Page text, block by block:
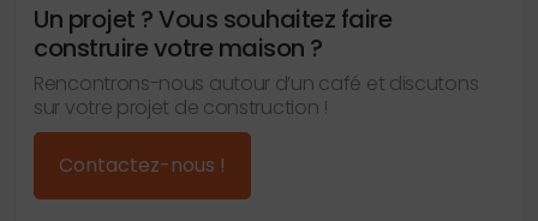
Un projet ? Vous souhaitez faire
construire votre maison ?
Rencontrons-nous autour d’un café et discutons
sur votre projet de construction !
Contactez-nous !